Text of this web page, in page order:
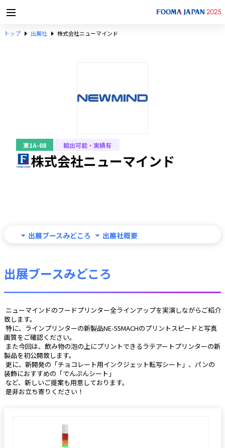
トップ 出展社 株式会社ニューマインド
東1A-08 輸出可能・実績有
株式会社ニューマインド
出展ブースみどころ 出展社概要
出展ブースみどころ
致します。
画質をご確認ください。
製品を初公開致します。
装飾におすすめの「でんぷんシート」
など、新しいご提案も用意しております。
是非お立ち寄りください！